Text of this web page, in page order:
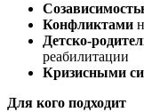
Конфликтами
Детско-
реабилитации
Кризисными
Для кого подходит